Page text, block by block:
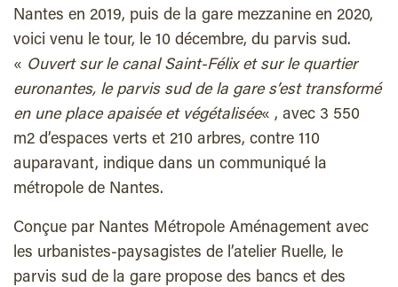
Nantes en 2019, puis de la gare mezzanine en 2020,
voici venu le tour, le 10 décembre, du parvis sud.
« Ouvert sur le canal Saint-Félix et sur le quartier
euronantes, le parvis sud de la gare s’est transformé
en une place apaisée et végétalisée« , avec 3 550
m2 d’espaces verts et 210 arbres, contre 110
auparavant, indique dans un communiqué la
métropole de Nantes.
Conçue par Nantes Métropole Aménagement avec
les urbanistes-paysagistes de l’atelier Ruelle, le
parvis sud de la gare propose des bancs et des